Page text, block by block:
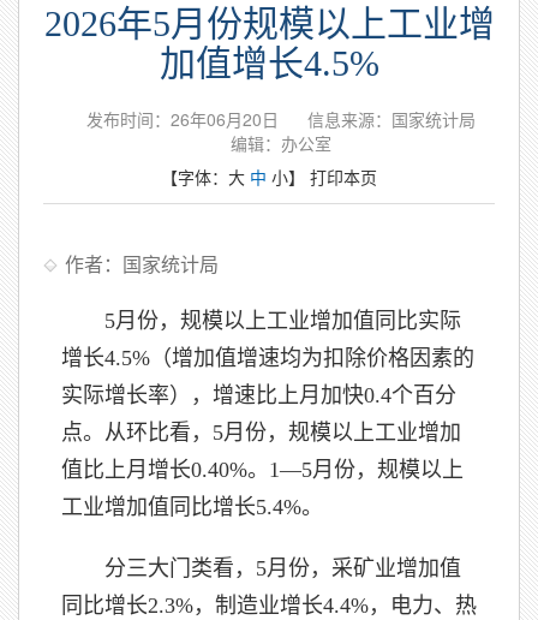
2026年5月份规模以上工业增
加值增长4.5%
发布时间：26年06月20日
信息来源：国家统计局
编辑：办公室
【字体： 大 中 小】 打印本页
作者：国家统计局
5月份，规模以上工业增加值同比实际
增长4.5%（增加值增速均为扣除价格因素的
实际增长率），增速比上月加快0.4个百分
点。从环比看，5月份，规模以上工业增加
值比上月增长0.40%。1—5月份，规模以上
工业增加值同比增长5.4%。
分三大门类看，5月份，采矿业增加值
同比增长2.3%，制造业增长4.4%，电力、热